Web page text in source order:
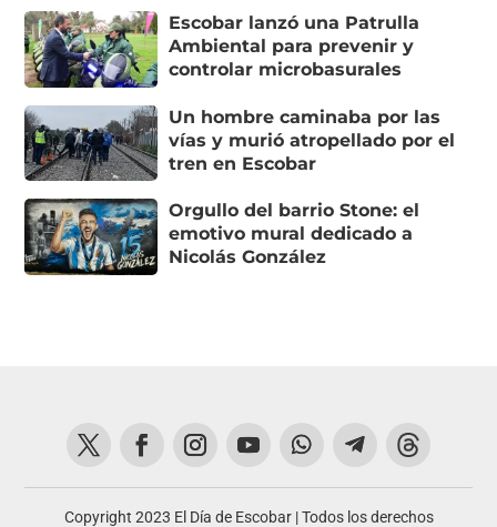
Escobar lanzó una Patrulla
Ambiental para prevenir y
controlar microbasurales
Un hombre caminaba por las
vías y murió atropellado por el
tren en Escobar
Orgullo del barrio Stone: el
emotivo mural dedicado a
Nicolás González
Copyright 2023 El Día de Escobar | Todos los derechos